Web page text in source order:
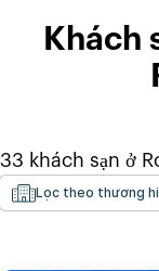
Khách
33 khách sạn ở
Lọc theo thương